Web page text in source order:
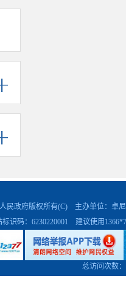
民政府版权所有(C) 主办单位：卓
标识码：6230220001 建议使用
总访问次数：